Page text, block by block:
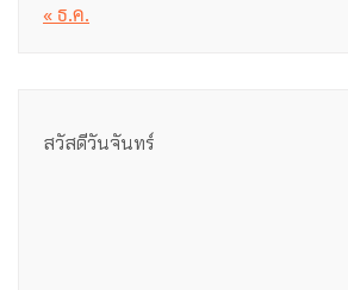
« ธ.ค.
สวัสดีวันจันทร์